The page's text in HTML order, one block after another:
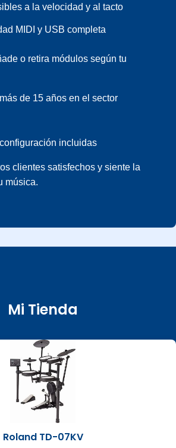
a la velocidad y al tacto
MIDI y USB completa
o retira módulos según tu
de 15 años en el sector
incluidas
clientes satisfechos y siente la
música.
Mi Tienda
Roland TD-07KV